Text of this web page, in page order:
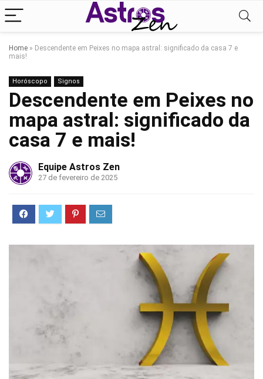
Home » Descendente em Peixes no mapa astral: significado da casa 7 e
mais!
Horóscopo Signos
Descendente em Peixes no
mapa astral: significado da
casa 7 e mais!
Equipe Astros Zen
27 de fevereiro de 2025